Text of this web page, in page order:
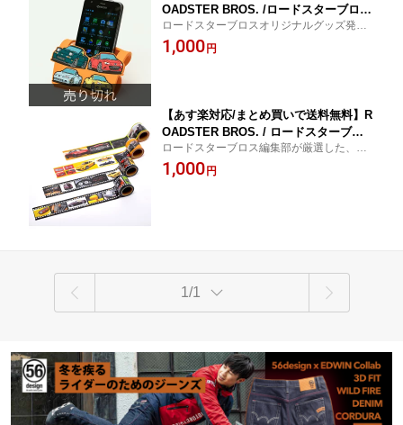
OADSTER BROS. /ロードスターブロス
オリジナル スマートフォンスタンド
ロードスターブロスオリジナルグッズ発
進！
1,000 円
【あす楽対応/まとめ買いで送料無料】R
OADSTER BROS. / ロードスターブロ
ス オリジナル 歴代ロードスター YOJO
テープ 4個セット
ロードスターブロス編集部が厳選した、マ
ツダ・ロードスターの雄姿を世代ごとに収
録。4本セットだから比較しても楽しい！貼
1,000 円
1/1